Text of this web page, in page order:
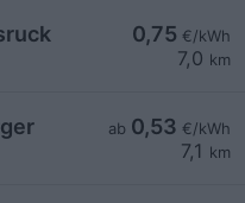
0,75 €/kWh
7,0 km
ab 0,53 €/kWh
7,1 km